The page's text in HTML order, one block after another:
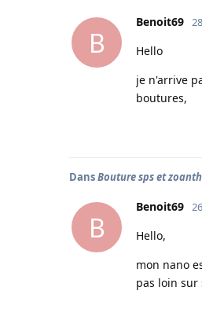
B
Benoit69
Hello
je n'arrive
boutures,
DansBouture sps et
B
Benoit69
Hello,
mon nano
pas loin